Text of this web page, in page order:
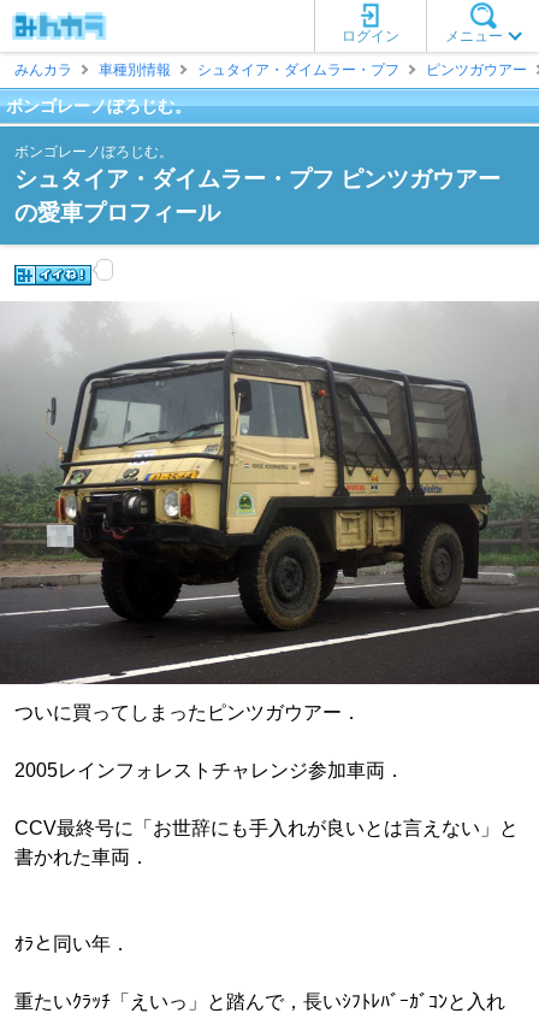
メニュー
ログイン
みんカラ
車種別情報 シュタイア・ダイムラー・プフ ピンツガウアー
ボンゴレーノぼろじむ。
ボンゴレーノぼろじむ。
シュタイア・ダイムラー・プフ ピンツガウアー
の愛車プロフィール
ついに買ってしまったピンツガウアー．
2005レインフォレストチャレンジ参加車両．
CCV最終号に「お世辞にも手入れが良いとは言えない」と
書かれた車両．
ｵﾗと同い年．
重たいｸﾗｯﾁ「えいっ」と踏んで，長いｼﾌﾄﾚﾊﾞｰｶﾞｺﾝと入れ